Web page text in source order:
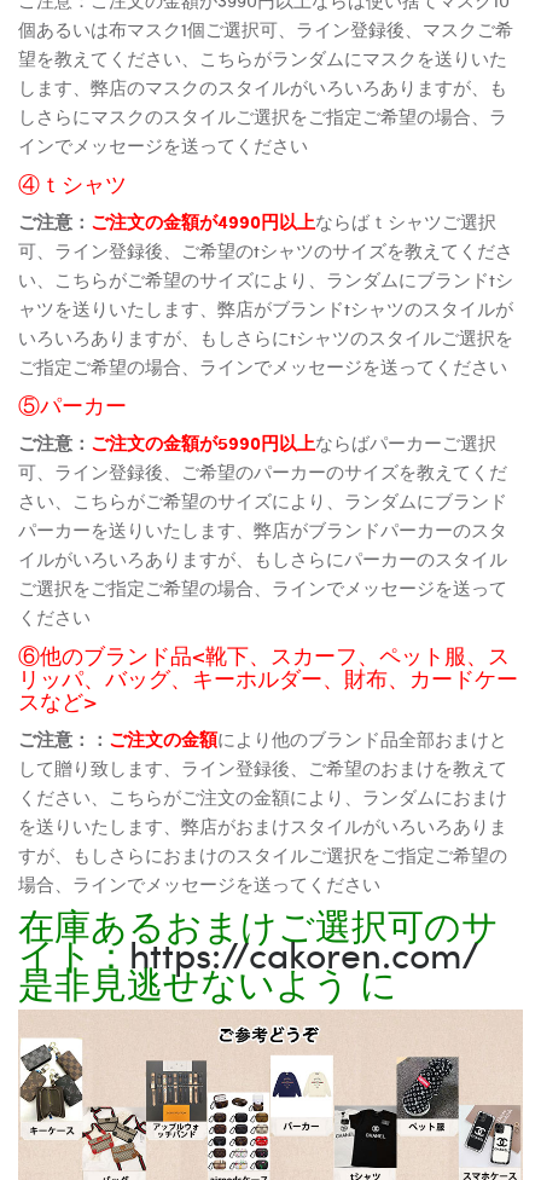
個あるいは布マスク1個ご選択可、ライン登録後、マスクご希
望を教えてください、こちらがランダムにマスクを送りいた
します、弊店のマスクのスタイルがいろいろありますが、も
しさらにマスクのスタイルご選択をご指定ご希望の場合、ラ
インでメッセージを送ってください
④ｔシャツ
ご注意： ご注文の金額が4990円以上ならばｔシャツご選択
可、ライン登録後、ご希望のtシャツのサイズを教えてくださ
い、こちらがご希望のサイズにより、ランダムにブランドtシ
ャツを送りいたします、弊店がブランドtシャツのスタイルが
いろいろありますが、もしさらにtシャツのスタイルご選択を
ご指定ご希望の場合、ラインでメッセージを送ってください
⑤パーカー
ご注意： ご注文の金額が5990円以上ならばパーカーご選択
可、ライン登録後、ご希望のパーカーのサイズを教えてくだ
さい、こちらがご希望のサイズにより、ランダムにブランド
パーカーを送りいたします、弊店がブランドパーカーのスタ
イルがいろいろありますが、もしさらにパーカーのスタイル
ご選択をご指定ご希望の場合、ラインでメッセージを送って
ください
⑥他のブランド品<靴下、スカーフ、ペット服、ス
リッパ、バッグ、キーホルダー、財布、カードケー
スなど>
ご注意：： ご注文の金額により他のブランド品全部おまけと
して贈り致します、ライン登録後、ご希望のおまけを教えて
ください、こちらがご注文の金額により、ランダムにおまけ
を送りいたします、弊店がおまけスタイルがいろいろありま
すが、もしさらにおまけのスタイルご選択をご指定ご希望の
場合、ラインでメッセージを送ってください
在庫あるおまけご選択可のサ
イト：https://cakoren.com/
是非見逃せないよう に